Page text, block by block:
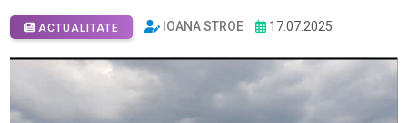
ACTUALITATE IOANA STROE 17.07.2025